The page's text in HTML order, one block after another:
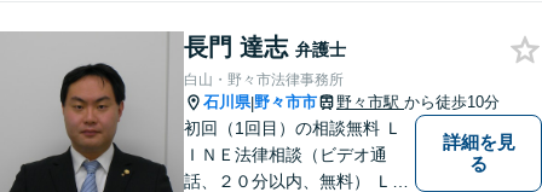
長門 達志 弁護士
白山・野々市法律事務所
石川県|野々市市 野々市駅 から徒歩10分
初回（1回目）の相談無料 Ｌ
ＩＮＥ法律相談（ビデオ通
話、２０分以内、無料） ＬＩ
詳細を見
る